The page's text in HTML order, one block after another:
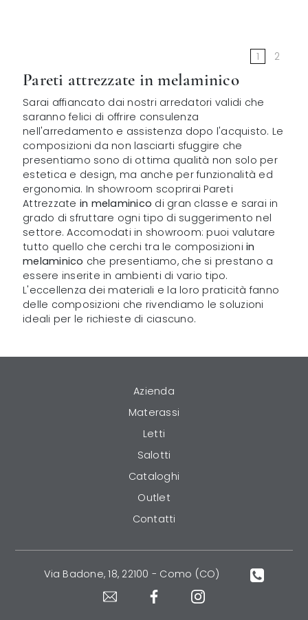
1 2
Pareti attrezzate in melaminico
Sarai affiancato dai nostri arredatori validi che
saranno felici di offrire consulenza
nell'arredamento e assistenza dopo l'acquisto. Le
composizioni da non lasciarti sfuggire che
presentiamo sono di ottima qualità non solo per
estetica e design, ma anche per funzionalità ed
ergonomia. In showroom scoprirai Pareti
Attrezzate in melaminico di gran classe e sarai in
grado di sfruttare ogni tipo di suggerimento nel
settore. Accomodati in showroom: puoi valutare
tutto quello che cerchi tra le composizioniin
melaminico che presentiamo, che si prestano a
essere inserite in ambienti di vario tipo.
L'eccellenza dei materiali e la loro praticità fanno
delle composizioni che rivendiamo le soluzioni
ideali per le richieste di ciascuno.
Azienda
Materassi
Letti
Salotti
Cataloghi
Outlet
Contatti
Via Badone, 18, 22100 - Como (CO)